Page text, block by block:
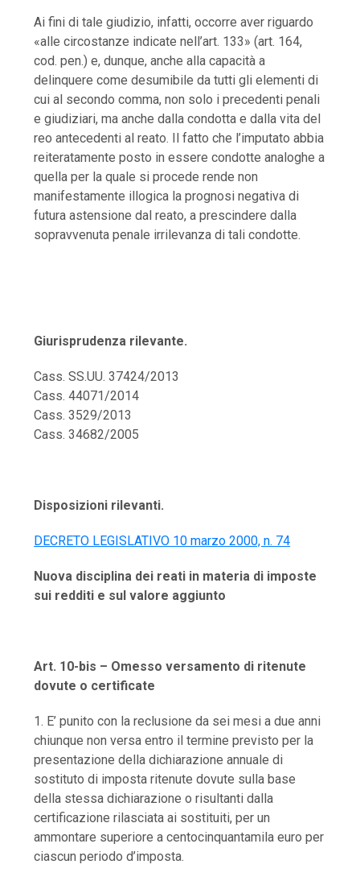
Ai fini di tale giudizio, infatti, occorre aver riguardo
«alle circostanze indicate nell’art. 133» (art. 164,
cod. pen.) e, dunque, anche alla capacità a
delinquere come desumibile da tutti gli elementi di
cui al secondo comma, non solo i precedenti penali
e giudiziari, ma anche dalla condotta e dalla vita del
reo antecedenti al reato. Il fatto che l’imputato abbia
reiteratamente posto in essere condotte analoghe a
quella per la quale si procede rende non
manifestamente illogica la prognosi negativa di
futura astensione dal reato, a prescindere dalla
sopravvenuta penale irrilevanza di tali condotte.
Giurisprudenza rilevante.
Cass. SS.UU. 37424/2013
Cass. 44071/2014
Cass. 3529/2013
Cass. 34682/2005
Disposizioni rilevanti.
DECRETO LEGISLATIVO 10 marzo 2000, n. 74
Nuova disciplina dei reati in materia di imposte
sui redditi e sul valore aggiunto
Art. 10-bis – Omesso versamento di ritenute
dovute o certificate
1. E’ punito con la reclusione da sei mesi a due anni
chiunque non versa entro il termine previsto per la
presentazione della dichiarazione annuale di
sostituto di imposta ritenute dovute sulla base
della stessa dichiarazione o risultanti dalla
certificazione rilasciata ai sostituiti, per un
ammontare superiore a centocinquantamila euro per
ciascun periodo d’imposta.